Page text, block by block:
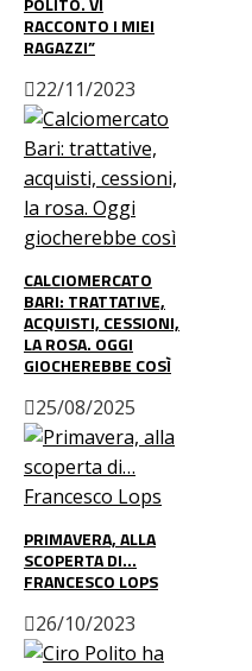
RACCONTO I MIEI
RAGAZZI”
22/11/2023
CALCIOMERCATO
BARI: TRATTATIVE,
ACQUISTI, CESSIONI,
LA ROSA. OGGI
GIOCHEREBBE COSÌ
25/08/2025
PRIMAVERA, ALLA
SCOPERTA DI…
FRANCESCO LOPS
26/10/2023